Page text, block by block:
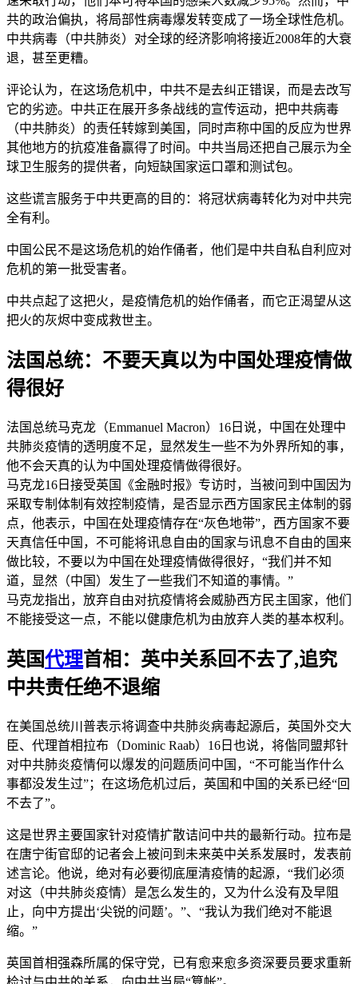
共的政治偏执，将局部性病毒爆发转变成了一场全球性危机。
中共病毒（中共肺炎）对全球的经济影响将接近2008年的大衰
退，甚至更糟。
评论认为，在这场危机中，中共不是去纠正错误，而是去改写
它的劣迹。中共正在展开多条战线的宣传运动，把中共病毒
（中共肺炎）的责任转嫁到美国，同时声称中国的反应为世界
其他地方的抗疫准备赢得了时间。中共当局还把自己展示为全
球卫生服务的提供者，向短缺国家运口罩和测试包。
这些谎言服务于中共更高的目的：将冠状病毒转化为对中共完
全有利。
中国公民不是这场危机的始作俑者，他们是中共自私自利应对
危机的第一批受害者。
中共点起了这把火，是疫情危机的始作俑者，而它正渴望从这
把火的灰烬中变成救世主。
法国总统：不要天真以为中国处理疫情做
得很好
法国总统马克龙（Emmanuel Macron）16日说，中国在处理中
共肺炎疫情的透明度不足，显然发生一些不为外界所知的事，
他不会天真的认为中国处理疫情做得很好。
马克龙16日接受英国《金融时报》专访时，当被问到中国因为
采取专制体制有效控制疫情，是否显示西方国家民主体制的弱
点，他表示，中国在处理疫情存在“灰色地带”，西方国家不要
天真信任中国，不可能将讯息自由的国家与讯息不自由的国来
做比较，不要以为中国在处理疫情做得很好，“我们并不知
道，显然（中国）发生了一些我们不知道的事情。”
马克龙指出，放弃自由对抗疫情将会威胁西方民主国家，他们
不能接受这一点，不能以健康危机为由放弃人类的基本权利。
英国代理首相：英中关系回不去了,追究
中共责任绝不退缩
在美国总统川普表示将调查中共肺炎病毒起源后，英国外交大
臣、代理首相拉布（Dominic Raab）16日也说，将偕同盟邦针
对中共肺炎疫情何以爆发的问题质问中国，“不可能当作什么
事都没发生过”；在这场危机过后，英国和中国的关系已经“回
不去了”。
这是世界主要国家针对疫情扩散诘问中共的最新行动。拉布是
在唐宁街官邸的记者会上被问到未来英中关系发展时，发表前
述言论。他说，绝对有必要彻底厘清疫情的起源，“我们必须
对这（中共肺炎疫情）是怎么发生的，又为什么没有及早阻
止，向中方提出‘尖锐的问题’。”、“我认为我们绝对不能退
缩。”
英国首相强森所属的保守党，已有愈来愈多资深要员要求重新